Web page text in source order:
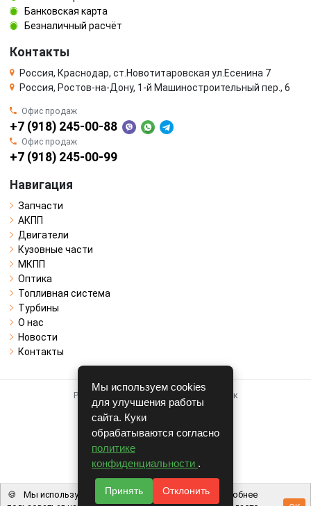
Банковская карта
Безналичный расчёт
Контакты
Россия, Краснодар, ст.Новотитаровская ул.Есенина 7
Россия, Ростов-на-Дону, 1-й Машиностроительный пер., 6
Офис продаж
+7 (918) 245-00-88
Офис продаж
+7 (918) 245-00-99
Навигация
Запчасти
АКПП
Двигатели
Кузовные части
МКПП
Оптика
Топливная система
Турбины
О нас
Новости
Контакты
Работает на системе для авторазборок
CARRO.БИЗНЕС
Полная версия
© COPYRIGHT 2026 г.
v1.1.24
Мы используем cookies
для улучшения работы
сайта. Куки
обрабатываются согласно
политике
конфиденциальности .
Принять Отклонить
🍪
Мы используем файлы cookie, чтобы вам было удобнее